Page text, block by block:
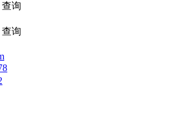
查询
查询